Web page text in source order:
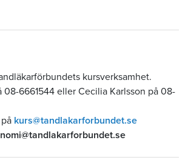
kursverksamhet.
08-6661544 eller Cecilia Karlsson på 08-
kurs@tandlakarforbundet.se